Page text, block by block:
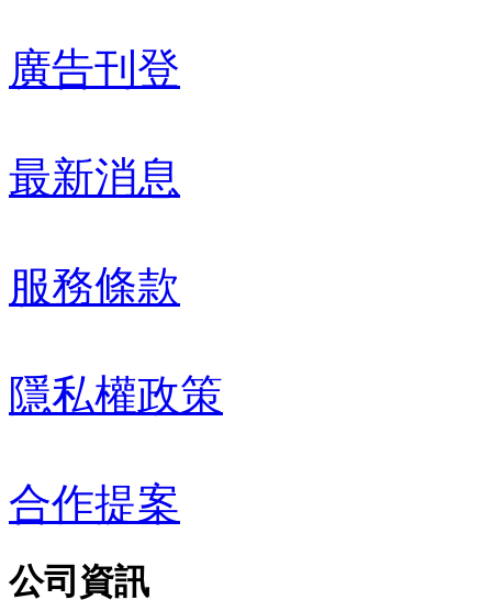
廣告刊登
最新消息
服務條款
隱私權政策
合作提案
公司資訊